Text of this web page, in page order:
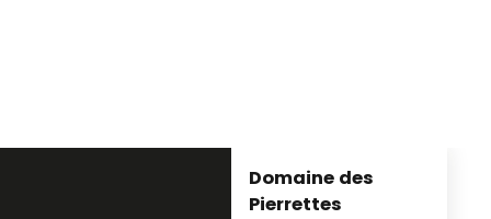
Domaine des
Pierrettes